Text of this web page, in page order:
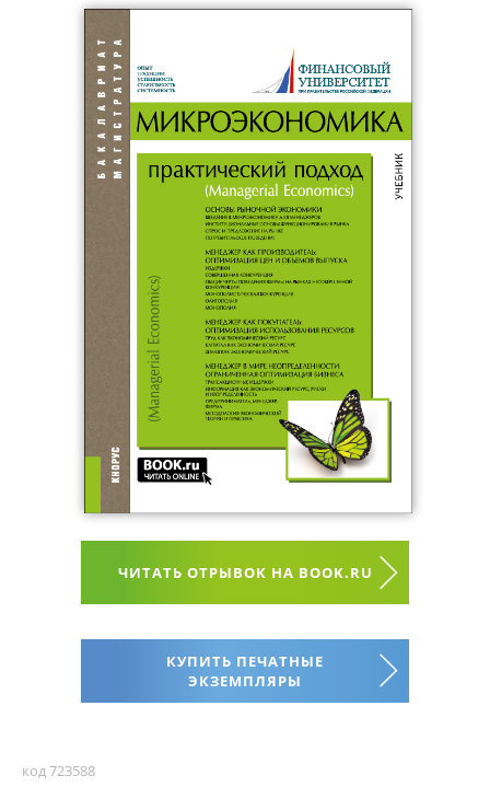
ЧИТАТЬ ОТРЫВОК НА BOOK.RU
КУПИТЬ ПЕЧАТНЫЕ
ЭКЗЕМПЛЯРЫ
код 723588